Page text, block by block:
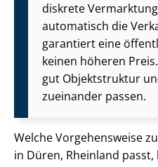
diskrete
automatisch die
garantiert eine
keinen höheren
gut Objektstruktur
zueinander passen.
Welche Vorgehensweise
in Düren, Rheinland